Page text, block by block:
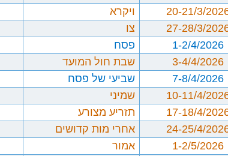
20-21/3/ ויקרא
27-28/3/ צו
1-2/4/2026 פסח
3-4/4/2026 שבת חול המועד
7-8/4/2026 שביעי של פסח
10-11/4/ שמיני
17-18/4/ תזריע מצורע
24-25/4/ אחרי מות קדושים
1-2/5/2026 אמור